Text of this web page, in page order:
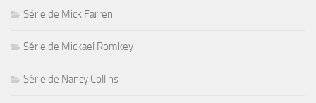
Série de Mick Farren
Série de Mickael Romkey
Série de Nancy Collins